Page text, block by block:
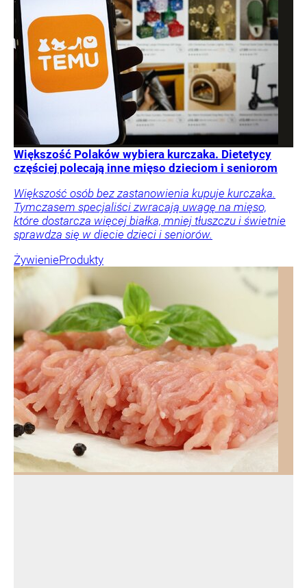
Większość Polaków wybiera kurczaka. Dietetycy
częściej polecają inne mięso dzieciom i seniorom
Większość osób bez zastanowienia kupuje kurczaka.
Tymczasem specjaliści zwracają uwagę na mięso,
które dostarcza więcej białka, mniej tłuszczu i świetnie
sprawdza się w diecie dzieci i seniorów.
ŻywienieProdukty